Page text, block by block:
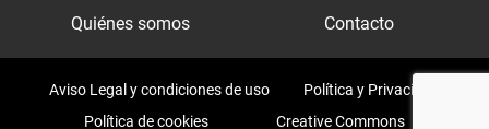
Quiénes somos
Contacto
Aviso Legal y condiciones de uso
Política y Privacidad
Política de cookies
Creative Commons